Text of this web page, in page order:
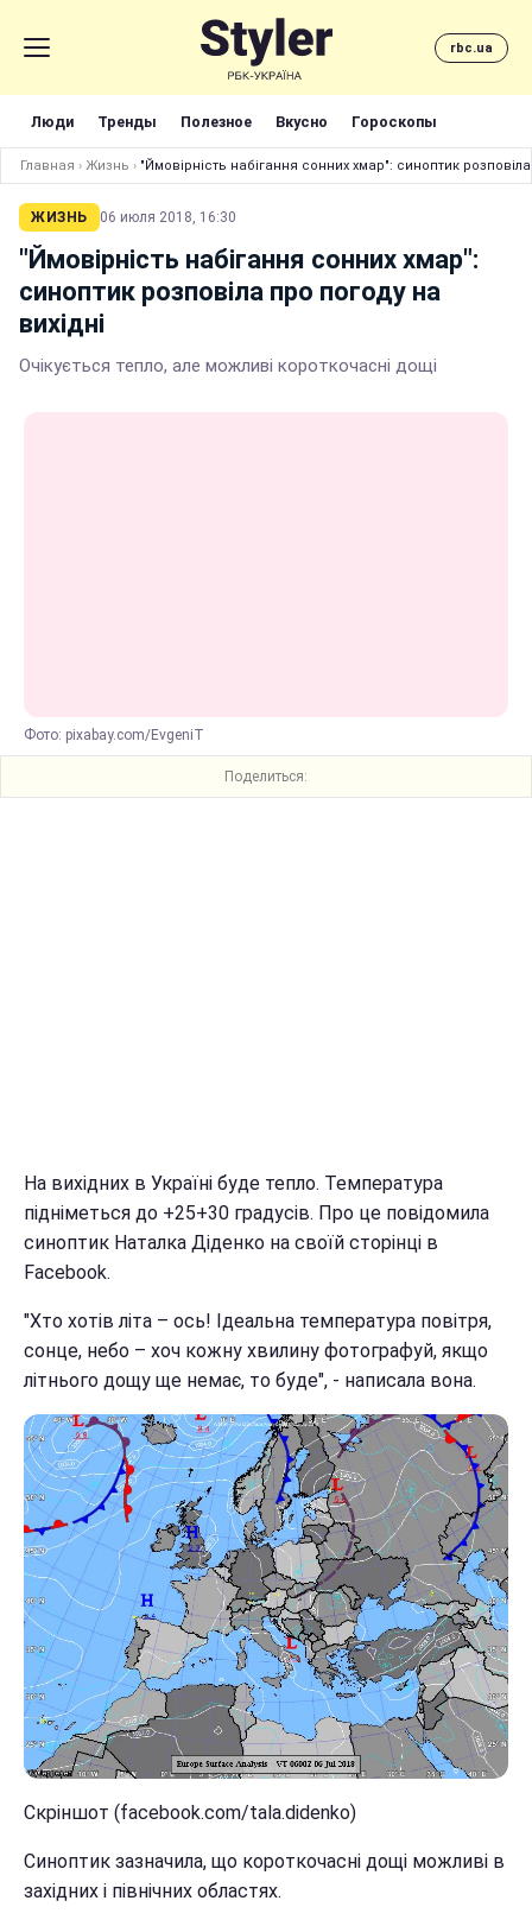
rbc.ua
Люди Тренды Полезное Вкусно Гороскопы
Главная › Жизнь › "Ймовірність набігання сонних хмар": синоптик
ЖИЗНЬ 06 июля 2018, 16:30
"Ймовірність набігання сонних хмар":
синоптик розповіла про погоду на
вихідні
Очікується тепло, але можливі короткочасні дощі
Фото: pixabay.com/EvgeniT
Поделиться:
На вихідних в Україні буде тепло. Температура
підніметься до +25+30 градусів. Про це повідомила
синоптик Наталка Діденко на своїй сторінці в
Facebook.
"Хто хотів літа – ось! Ідеальна температура повітря,
сонце, небо – хоч кожну хвилину фотографуй, якщо
літнього дощу ще немає, то буде", - написала вона.
Скріншот (facebook.com/tala.didenko)
Синоптик зазначила, що короткочасні дощі можливі в
західних і північних областях.